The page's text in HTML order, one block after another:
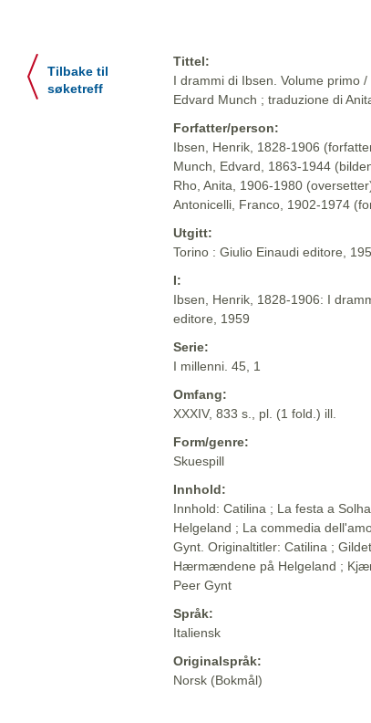
Tilbake til
søketreff
Tittel:
I drammi di Ibsen. Volume primo
Edvard Munch ; traduzione di
Forfatter/person:
Ibsen, Henrik, 1828-1906
Munch, Edvard, 1863-1944
Rho, Anita, 1906-1980
Antonicelli, Franco, 1902-1974
Utgitt:
Torino : Giulio Einaudi editore,
I:
Ibsen, Henrik, 1828-1906: I
editore, 1959
Serie:
I millenni. 45, 1
Omfang:
XXXIV, 833 s., pl. (1 fold.) ill.
Form/genre:
Skuespill
Innhold:
Innhold: Catilina ; La festa a
Helgeland ; La commedia
Gynt. Originaltitler: Catilina ;
Hærmændene på Helgeland ;
Peer Gynt
Språk:
Italiensk
Originalspråk:
Norsk (Bokmål)